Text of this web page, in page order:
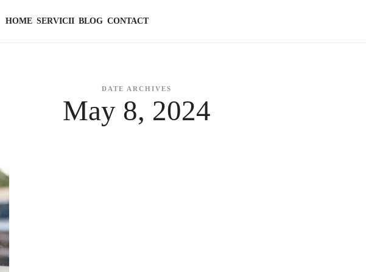
HOME SERVICII BLOG CONTACT
DATE ARCHIVES
May 8, 2024